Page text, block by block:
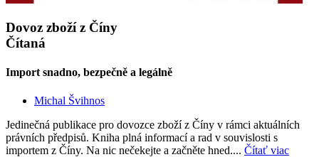
Dovoz zboží z Číny
Čítaná
Import snadno, bezpečně a legálně
Michal Švihnos
Jedinečná publikace pro dovozce zboží z Číny v rámci aktuálních
právních předpisů. Kniha plná informací a rad v souvislosti s
importem z Číny. Na nic nečekejte a začněte hned.... Čítať viac